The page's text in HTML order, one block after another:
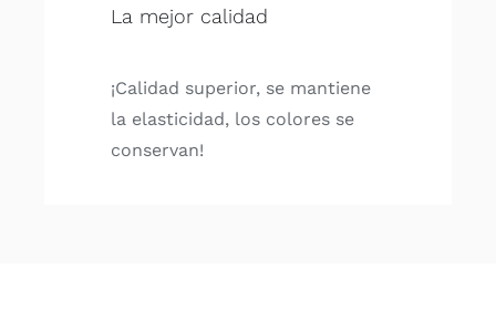
La mejor calidad
¡Calidad superior, se mantiene
la elasticidad, los colores se
conservan!